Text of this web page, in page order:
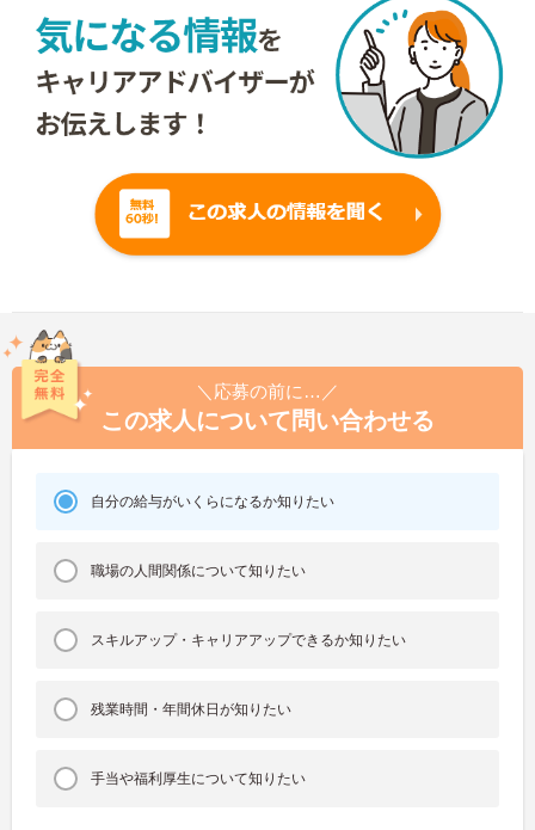
＼応募の前に…／
この求人について問い合わせる
自分の給与がいくらになるか知りたい
職場の人間関係について知りたい
スキルアップ・キャリアアップできるか知りたい
残業時間・年間休日が知りたい
手当や福利厚生について知りたい